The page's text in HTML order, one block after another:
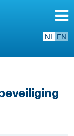
NL EN